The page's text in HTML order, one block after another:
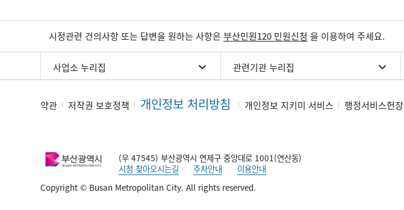
시정관련 건의사항 또는 답변을 원하는 사항은 부산민원120 민원신청 을 이용하여 주세요.
사업소 누리집 관련기관 누리집
약관 저작권 보호정책 개인정보 처리방침 개인정보 지키미 서비스 행정서비스헌장
(우 47545) 부산광역시 연제구 중앙대로 1001(연산동)
시청 찾아오시는길
주차안내
이용안내
Copyright © Busan Metropolitan City. All rights reserved.